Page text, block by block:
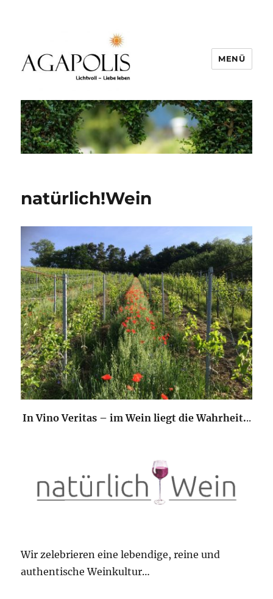
MENÜ
natürlich!Wein
In Vino Veritas – im Wein liegt die Wahrheit...
Wir zelebrieren eine lebendige, reine und
authentische Weinkultur…